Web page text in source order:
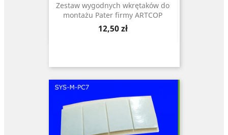
Zestaw wygodnych wkrętaków do
montażu Pater firmy ARTCOP
Cena
12,50 zł